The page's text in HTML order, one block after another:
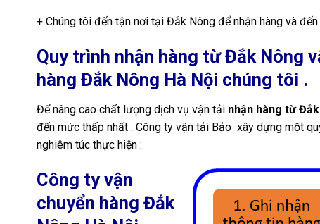
+ Chúng tôi đến tận nơi tại Đắk Nông để nhận hàng và
Quy trình nhận hàng từ Đắk Nông
hàng Đắk Nông Hà Nội chúng tôi .
Để nâng cao chất lượng dịch vụ vận tải nhận hàng từ
đến mức thấp nhất . Công ty vận tải Bảo xây dựng một
nghiêm túc thực hiện :
Công ty vận
chuyển hàng Đắk